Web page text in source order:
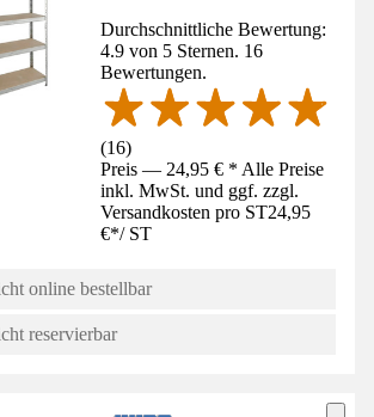
Durchschnittliche Bewertung:
4.9 von 5 Sternen. 16
Bewertungen.
(16)
Preis — 24,95 € * Alle Preise
inkl. MwSt. und ggf. zzgl.
Versandkosten pro ST24,95
€*/ ST
online bestellbar
reservierbar